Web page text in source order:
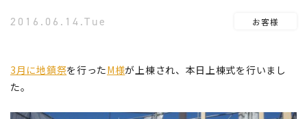
2016.06.14.Tue お客様
3月に地鎮祭を行ったM様が上棟され、本日上棟式を行いまし
た。